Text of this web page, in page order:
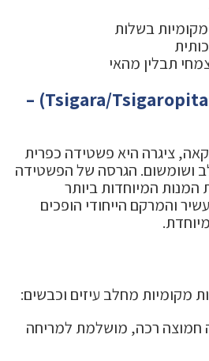
בשלות
תבלין מהאי
ציגרה וציגרופיטה (Tsigara/Tsigaropita) –
ציגרה היא פשטידה כפרית
ושומשום. הגרסה של הפשטידה
המנות המיוחדות ביותר
והמרקם הייחודי הופכים
מקומיות מחלב עיזים וכבשים:
חמוצה רכה, מושלמת למריחה